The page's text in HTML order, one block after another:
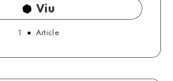
Viu
1 Article